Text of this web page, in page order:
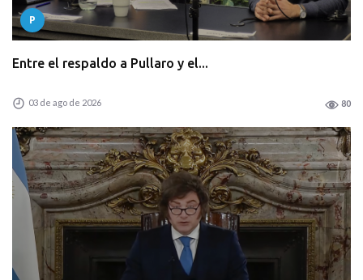
P
Entre el respaldo a Pullaro y el...
03 de ago de 2026 80